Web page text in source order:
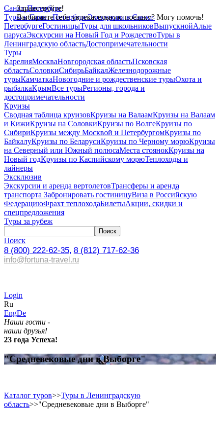
Здравствуйте!
Выбираете себе увлекательную поездку? Могу помочь!
Санкт-Петербург
Туры в Санкт-ПетербургЭкскурсии в Санкт-
ПетербургеГостиницыТуры для школьниковВыпускнойАлые
парусаЭкскурсии на Новый Год и РождествоТуры в
Ленинградскую областьДостопримечательности
Туры
КарелияМоскваНовгородская областьПсковская
областьСоловкиСибирьБайкалЖелезнодорожные
турыКамчаткаНовогодние и рождественские турыОхота и
рыбалкаКрымВсе турыРегионы, города и
достопримечательности
Круизы
Сводная таблица круизовКруизы на ВалаамКруизы на Валаам
и КижиКруизы на СоловкиКруизы по ВолгеКруизы по
СибириКруизы между Москвой и ПетербургомКруизы по
БайкалуКруизы по БеларусиКруизы по Черному морюКруизы
на Северный или Южный полюсаМеста стоянокКруизы на
Новый годКруизы по Каспийскому морюТеплоходы и
лайнеры
Эксклюзив
Экскурсии и аренда вертолетовТрансферы и аренда
транспорта Забронировать гостиницуВиза в Российскую
ФедерациюФрахт теплоходаБилетыАкции, скидки и
спецпредложения
Туры за рубеж
Поиск
8 (800) 222-62-35, 8 (812) 717-62-36
info@fortuna-travel.ru
Login
Ru
EngDe
Наши гости -
наши друзья!
23 года Успеха!
"Средневековые дни в Выборге"
Каталог туров>>Туры в Ленинградскую
область>>"Средневековые дни в Выборге"